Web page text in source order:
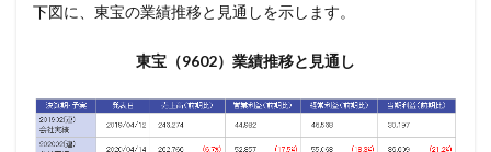
下図に、東宝の業績推移と見通しを示します。
東宝（9602）業績推移と見通し